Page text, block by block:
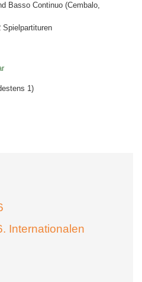
Basso Continuo (Cembalo,
Spielpartituren
1)
Internationalen